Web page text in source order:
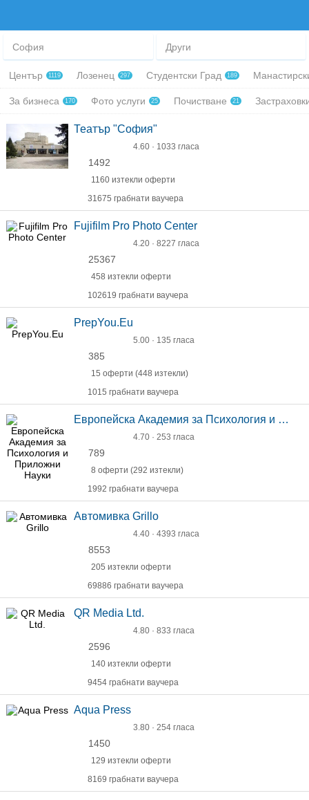
София Други
Център 1119 Лозенец 297 Студентски Град 189
За бизнеса 170 Фото услуги 25 Почистване 21
Театър "София"
4.60 · 1033 гласа
1492
1160 изтекли оферти
31675 грабнати ваучера
Fujifilm Pro Photo Center
4.20 · 8227 гласа
25367
458 изтекли оферти
102619 грабнати ваучера
PrepYou.Eu
5.00 · 135 гласа
385
15 оферти (448 изтекли)
1015 грабнати ваучера
Европейска Академия за Психология и Приложни Науки
4.70 · 253 гласа
789
8 оферти (292 изтекли)
1992 грабнати ваучера
Автомивка Grillo
4.40 · 4393 гласа
8553
205 изтекли оферти
69886 грабнати ваучера
QR Media Ltd.
4.80 · 833 гласа
2596
140 изтекли оферти
9454 грабнати ваучера
Aqua Press
3.80 · 254 гласа
1450
129 изтекли оферти
8169 грабнати ваучера